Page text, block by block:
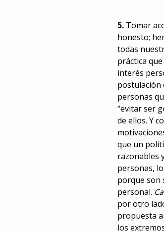
5. Tomar
honesto;
todas
práctica
interés
postulación
personas
“evitar ser
de ellos. Y
que un
razonables
personas,
porque son
personal.
por otro
propuesta
los